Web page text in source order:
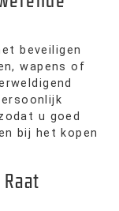
beveiligen
wapens of
u goed
bij het kopen